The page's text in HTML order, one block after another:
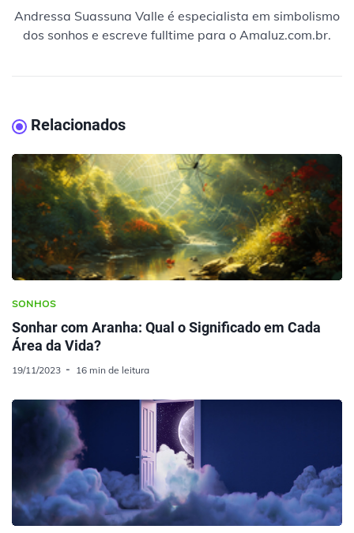
Andressa Suassuna Valle é especialista em simbolismo
dos sonhos e escreve fulltime para o Amaluz.com.br.
Relacionados
SONHOS
Sonhar com Aranha: Qual o Significado em Cada
Área da Vida?
19/11/2023 16 min de leitura